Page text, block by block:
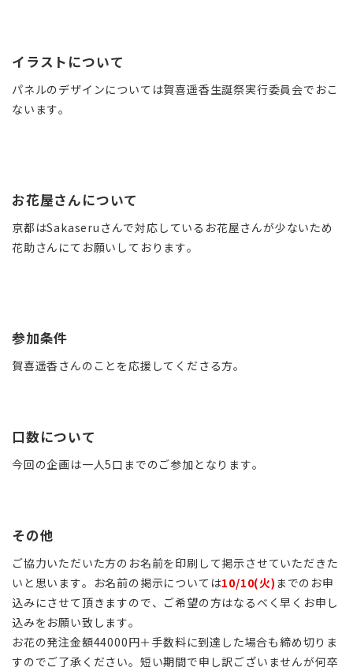
イラストについて
パネルのデザインについては賀喜遥香生誕祭実行委員会でおこ
ないます。
お花屋さんについて
京都はSakaseruさんで対応しているお花屋さんが少ないため
花助さんにてお願いしております。
参加条件
賀喜遥香さんのことを応援してくださる方。
口数について
今回の企画は一人5口までのご参加となります。
その他
ご協力いただいた方のお名前を印刷して掲示させていただきた
いと思います。お名前の掲示については10/10(火) までのお申
込みにさせて頂きますので、ご希望の方はなるべく早くお申し
込みをお願い致します。
お花の発注金額44000円＋手数料に到達した場合も締め切りま
すのでご了承ください。短い期間で申し訳ございませんが何卒